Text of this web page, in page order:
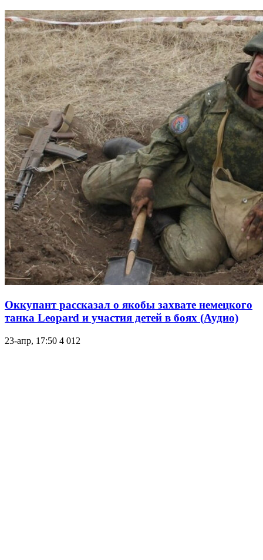
Оккупант рассказал о якобы захвате немецкого
танка Leopard и участия детей в боях (Аудио)
23-апр, 17:50 4 012